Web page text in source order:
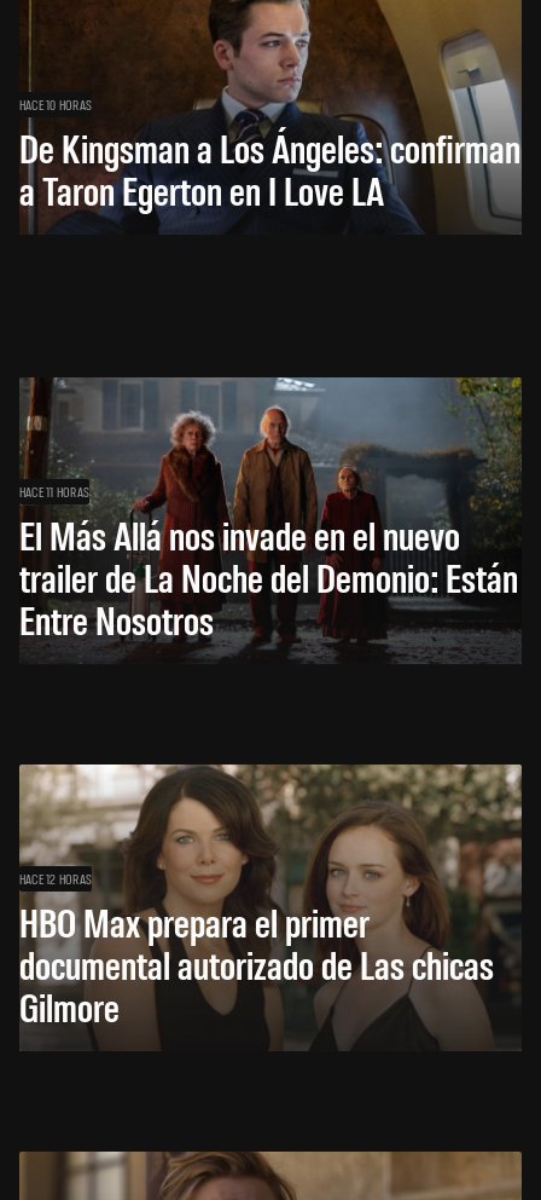
HACE 10 HORAS
De Kingsman a Los Ángeles: confirman
a Taron Egerton en I Love LA
HACE 11 HORAS
El Más Allá nos invade en el nuevo
trailer de La Noche del Demonio: Están
Entre Nosotros
HACE 12 HORAS
HBO Max prepara el primer
documental autorizado de Las chicas
Gilmore